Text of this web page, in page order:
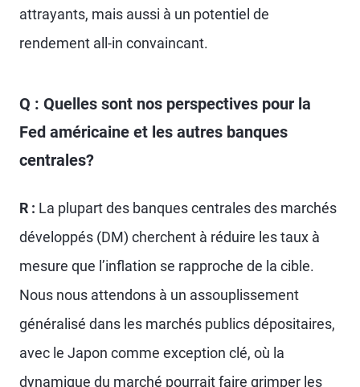
attrayants, mais aussi à un potentiel de
rendement all-in convaincant.
Q : Quelles sont nos perspectives pour la
Fed américaine et les autres banques
centrales?
R : La plupart des banques centrales des marchés
développés (DM) cherchent à réduire les taux à
mesure que l’inflation se rapproche de la cible.
Nous nous attendons à un assouplissement
généralisé dans les marchés publics dépositaires,
avec le Japon comme exception clé, où la
dynamique du marché pourrait faire grimper les